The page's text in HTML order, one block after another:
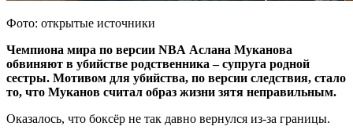
Фото: открытые источники
Чемпиона мира по версии NBA Аслана Муканова
обвиняют в убийстве родственника – супруга родной
сестры. Мотивом для убийства, по версии следствия, стало
то, что Муканов считал образ жизни зятя неправильным.
Оказалось, что боксёр не так давно вернулся из-за границы.